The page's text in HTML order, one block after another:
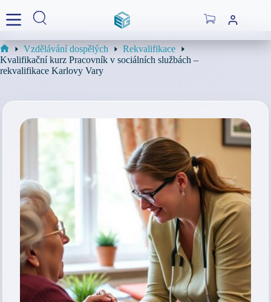
to
content
Shopping
Home
Vzdělávání dospělých
Rekvalifikace
Kvalifikační kurz Pracovník v sociálních službách –
rekvalifikace Karlovy Vary